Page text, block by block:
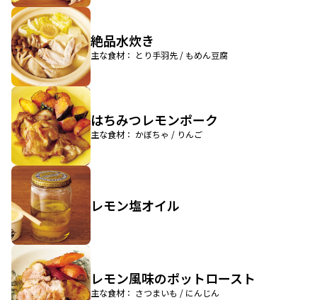
絶品水炊き
主な食材： とり手羽先 / もめん豆腐
はちみつレモンポーク
主な食材： かぼちゃ / りんご
レモン塩オイル
レモン風味のポットロースト
主な食材： さつまいも / にんじん